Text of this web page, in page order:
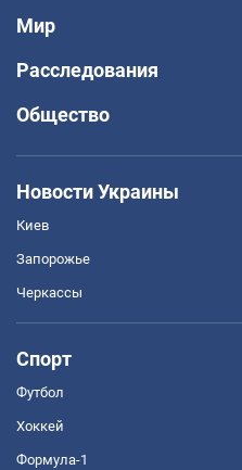
Мир
Расследования
Общество
Новости Украины
Киев
Запорожье
Черкассы
Спорт
Футбол
Хоккей
Формула-1